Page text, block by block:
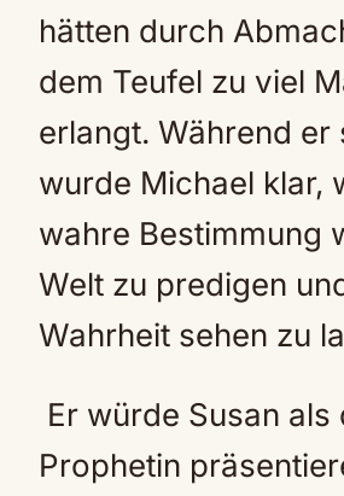
hätten durch
dem Teufel zu viel
erlangt. Während er
wurde Michael klar,
wahre Bestimmung
Welt zu predigen
Wahrheit sehen zu
Er würde Susan als
Prophetin